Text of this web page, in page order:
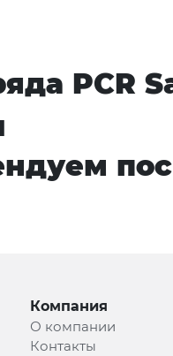
PCR
Компания
О компании
Контакты